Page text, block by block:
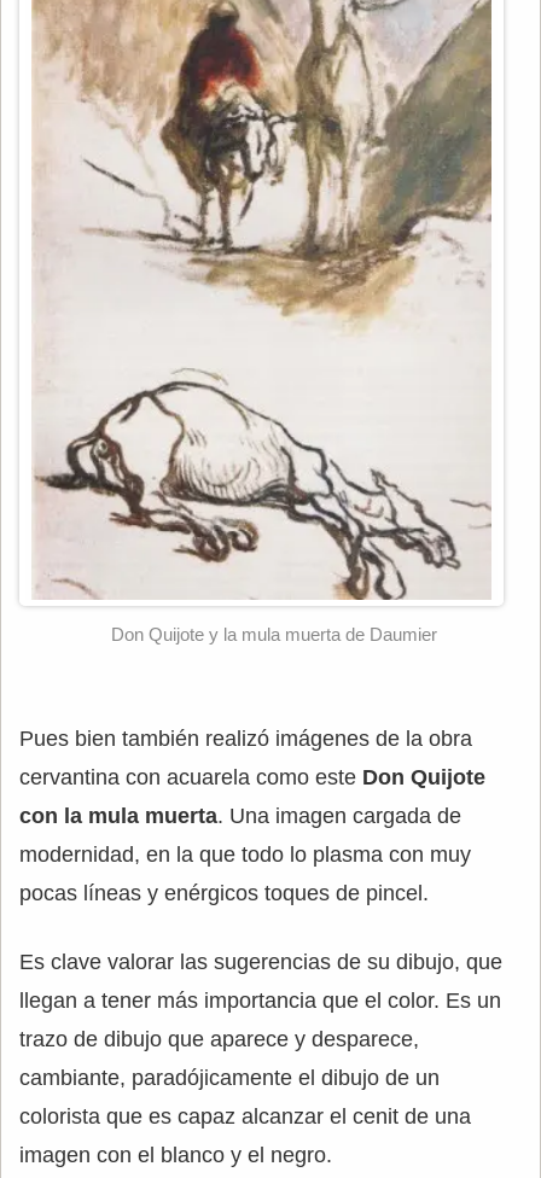
Don Quijote y la mula muerta de Daumier
Pues bien también realizó imágenes de la obra
cervantina con acuarela como este Don Quijote
con la mula muerta. Una imagen cargada de
modernidad, en la que todo lo plasma con muy
pocas líneas y enérgicos toques de pincel.
Es clave valorar las sugerencias de su dibujo, que
llegan a tener más importancia que el color. Es un
trazo de dibujo que aparece y desparece,
cambiante, paradójicamente el dibujo de un
colorista que es capaz alcanzar el cenit de una
imagen con el blanco y el negro.